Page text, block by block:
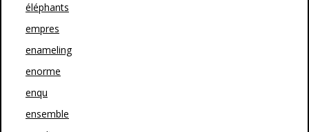
éléphants
empres
enameling
enorme
enqu
ensemble